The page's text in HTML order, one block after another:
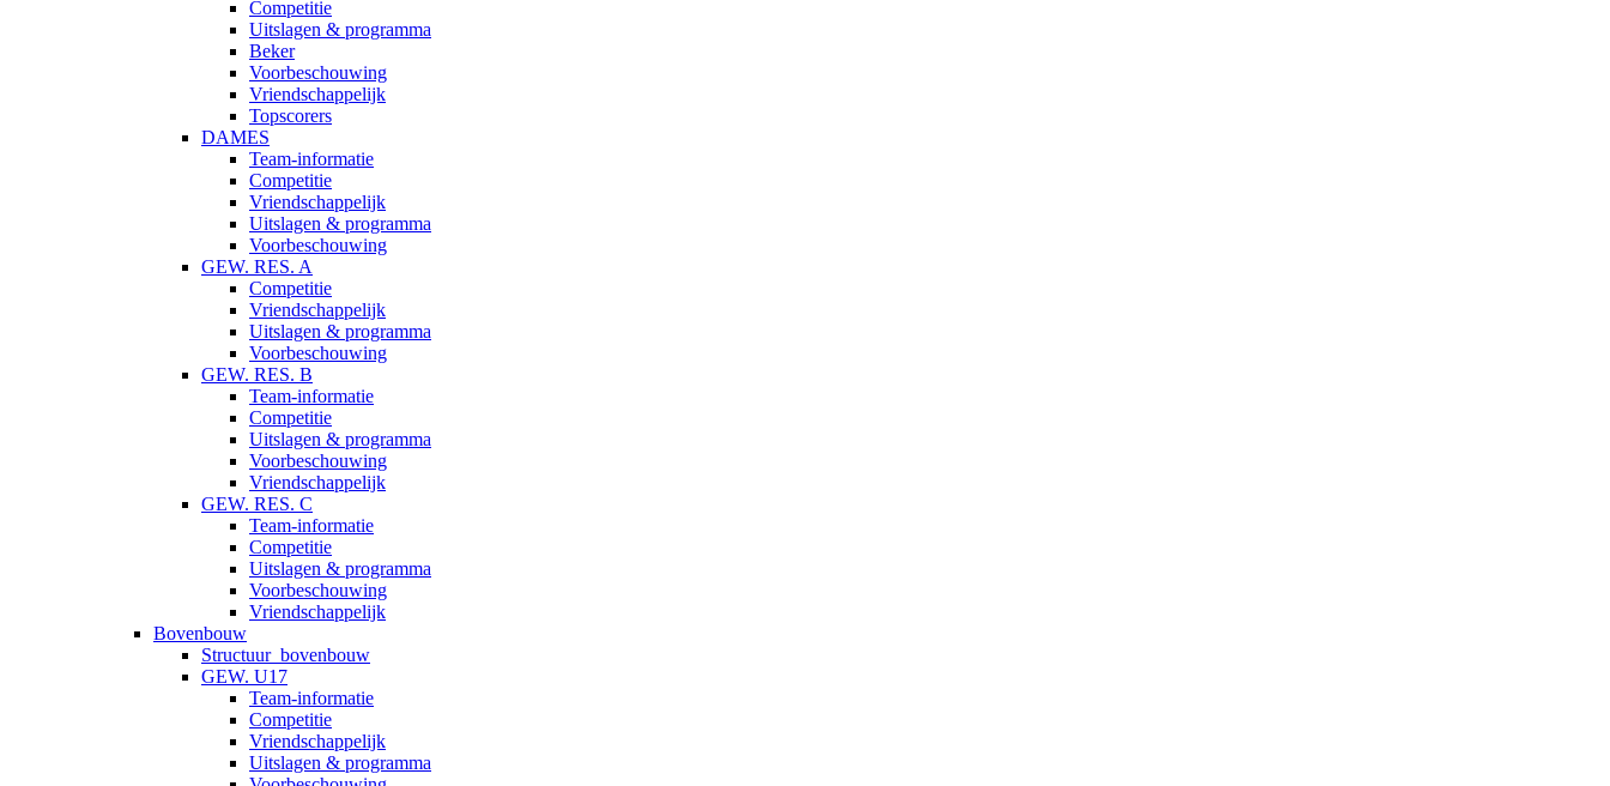
Competitie
Uitslagen & programma
Beker
Voorbeschouwing
Vriendschappelijk
Topscorers
DAMES
Team-informatie
Competitie
Vriendschappelijk
Uitslagen & programma
Voorbeschouwing
GEW. RES. A
Competitie
Vriendschappelijk
Uitslagen & programma
Voorbeschouwing
GEW. RES. B
Team-informatie
Competitie
Uitslagen & programma
Voorbeschouwing
Vriendschappelijk
GEW. RES. C
Team-informatie
Competitie
Uitslagen & programma
Voorbeschouwing
Vriendschappelijk
Bovenbouw
Structuur_bovenbouw
GEW. U17
Team-informatie
Competitie
Vriendschappelijk
Uitslagen & programma